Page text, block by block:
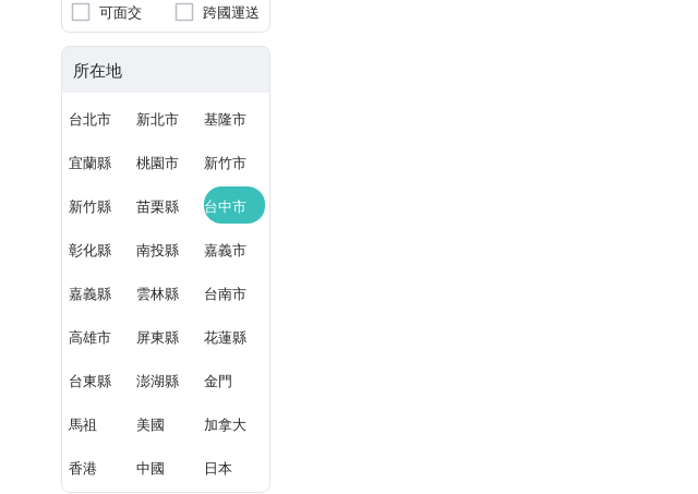
可面交 跨國運送
所在地
台北市 新北市 基隆市
宜蘭縣 桃園市 新竹市
新竹縣 苗栗縣 台中市
彰化縣 南投縣 嘉義市
嘉義縣 雲林縣 台南市
高雄市 屏東縣 花蓮縣
台東縣 澎湖縣 金門
馬祖 美國 加拿大
香港 中國 日本